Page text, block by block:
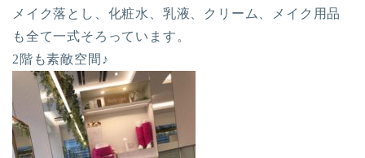
メイク落とし、化粧水、乳液、クリーム、メイク用品
も全て一式そろっています。
2階も素敵空間♪